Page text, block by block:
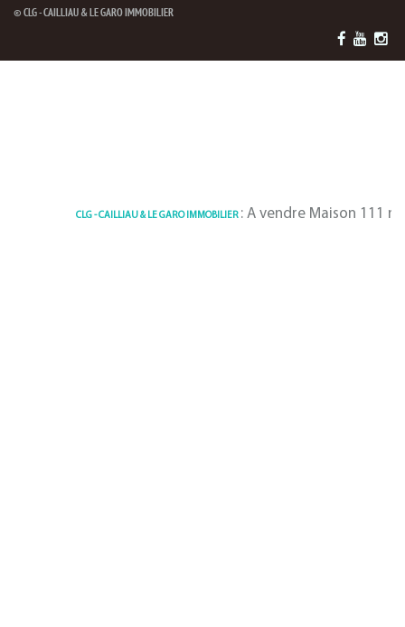
© CLG - CAILLIAU & LE GARO IMMOBILIER
CLG - CAILLIAU & LE GARO IMMOBILIER: A vendre Maison 111 m²